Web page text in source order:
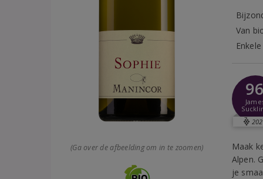
(Ga over de afbeelding om in te zoomen)
Van
96
Maak
Alpen.
je